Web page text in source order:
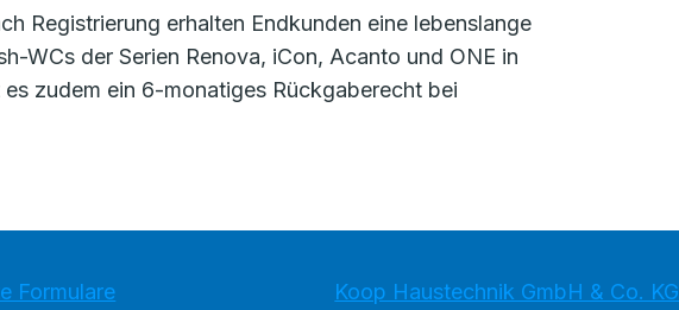
Registrierung erhalten Endkunden eine lebenslange
WCs der Serien Renova, iCon, Acanto und ONE in
zudem ein 6-monatiges Rückgaberecht bei
Formulare
Koop Haustechnik GmbH & Co. KG